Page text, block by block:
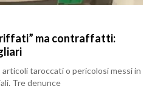
ma contraffatti:
taroccati o pericolosi messi in
Tre denunce